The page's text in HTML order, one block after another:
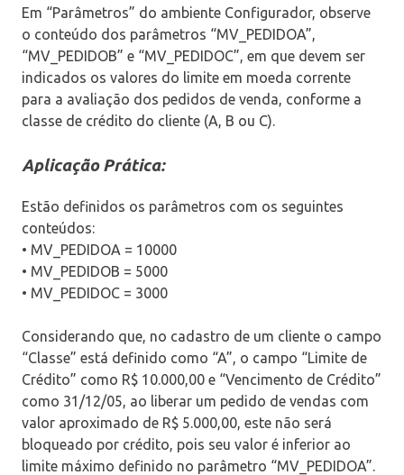
Em “Parâmetros” do ambiente Configurador, observe
o conteúdo dos parâmetros “MV_PEDIDOA”,
“MV_PEDIDOB” e “MV_PEDIDOC”, em que devem ser
indicados os valores do limite em moeda corrente
para a avaliação dos pedidos de venda, conforme a
classe de crédito do cliente (A, B ou C).
Aplicação Prática:
Estão definidos os parâmetros com os seguintes
conteúdos:
• MV_PEDIDOA = 10000
• MV_PEDIDOB = 5000
• MV_PEDIDOC = 3000
Considerando que, no cadastro de um cliente o campo
“Classe” está definido como “A”, o campo “Limite de
Crédito” como R$ 10.000,00 e “Vencimento de Crédito”
como 31/12/05, ao liberar um pedido de vendas com
valor aproximado de R$ 5.000,00, este não será
bloqueado por crédito, pois seu valor é inferior ao
limite máximo definido no parâmetro “MV_PEDIDOA”.